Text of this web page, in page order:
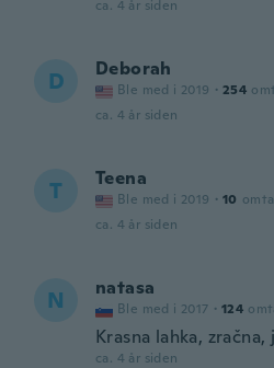
ca. 4 år siden
D Deborah
Ble med i 2019 · 254
ca. 4 år siden
T Teena
Ble med i 2019 · 10
ca. 4 år siden
N natasa
Ble med i 2017 · 124
Krasna lahka, zračna,
ca. 4 år siden